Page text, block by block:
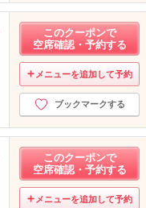
このクーポンで
空席確認・予約する
メニューを追加して予約
ブックマークする
このクーポンで
空席確認・予約する
メニューを追加して予約